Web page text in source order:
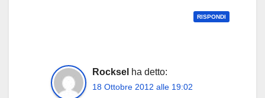
RISPONDI
Rocksel ha detto:
18 Ottobre 2012 alle 19:02